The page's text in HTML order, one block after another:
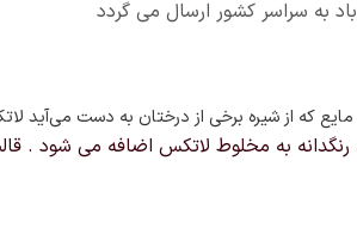
به سراسر کشور ارسال می گردد
مایع که از شیره برخی از درختان به دست می‌آید
رنگدانه به مخلوط لاتکس اضافه می شود